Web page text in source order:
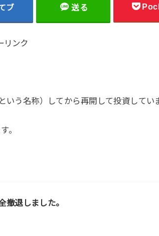
ブ 送る
リンク
う名称）してから再開して投資してい
。
撤退しました。